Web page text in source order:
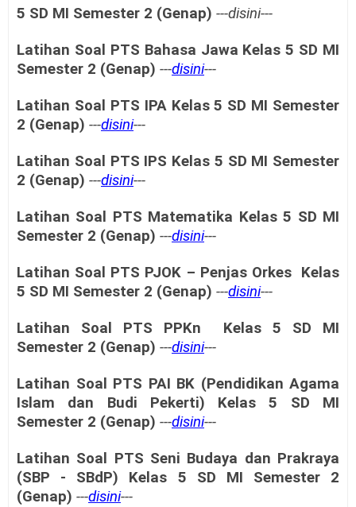
5 SD MI Semester 2 (Genap) ---disini---
Latihan Soal PTS Bahasa Jawa Kelas 5 SD MI
Semester 2 (Genap) ---disini---
Latihan Soal PTS IPA Kelas 5 SD MI Semester
2 (Genap) ---disini---
Latihan Soal PTS IPS Kelas 5 SD MI Semester
2 (Genap) ---disini---
Latihan Soal PTS Matematika Kelas 5 SD MI
Semester 2 (Genap) ---disini---
Latihan Soal PTS PJOK – Penjas Orkes Kelas
5 SD MI Semester 2 (Genap) ---disini---
Latihan Soal PTS PPKn Kelas 5 SD MI
Semester 2 (Genap) ---disini---
Latihan Soal PTS PAI BK (Pendidikan Agama
Islam dan Budi Pekerti) Kelas 5 SD MI
Semester 2 (Genap) ---disini---
Latihan Soal PTS Seni Budaya dan Prakraya
(SBP - SBdP) Kelas 5 SD MI Semester 2
(Genap) ---disini---